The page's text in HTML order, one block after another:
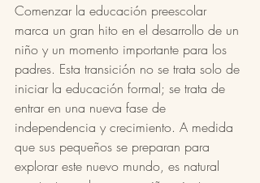
Comenzar la educación preescolar
marca un gran hito en el desarrollo de un
niño y un momento importante para los
padres. Esta transición no se trata solo de
iniciar la educación formal; se trata de
entrar en una nueva fase de
independencia y crecimiento. A medida
que sus pequeños se preparan para
explorar este nuevo mundo, es natural